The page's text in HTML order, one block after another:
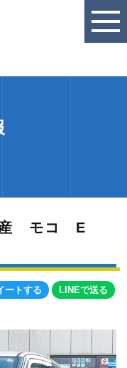
産 モコ E
ートする LINEで送る